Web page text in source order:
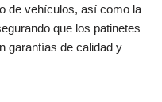
de vehículos, así como la
que los patinetes
garantías de calidad y